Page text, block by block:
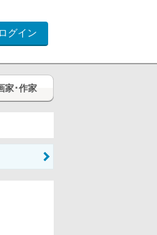
ログイン
家･作家